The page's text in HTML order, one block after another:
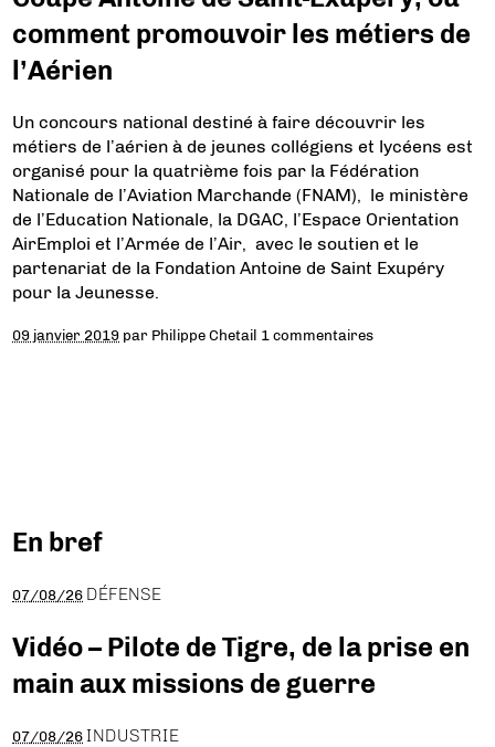
comment promouvoir les métiers de
l’Aérien
Un concours national destiné à faire découvrir les
métiers de l’aérien à de jeunes collégiens et lycéens est
organisé pour la quatrième fois par la Fédération
Nationale de l’Aviation Marchande (FNAM), le ministère
de l’Education Nationale, la DGAC, l’Espace Orientation
AirEmploi et l’Armée de l’Air, avec le soutien et le
partenariat de la Fondation Antoine de Saint Exupéry
pour la Jeunesse.
09 janvier 2019 par Philippe Chetail 1 commentaires
En bref
07/08/26 DÉFENSE
Vidéo – Pilote de Tigre, de la prise en
main aux missions de guerre
07/08/26 INDUSTRIE